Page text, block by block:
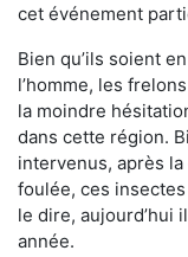
cet événement
Bien qu’ils soient
l’homme, les
la moindre
dans cette région.
intervenus, après
foulée, ces
le dire, aujourd’hui
année.